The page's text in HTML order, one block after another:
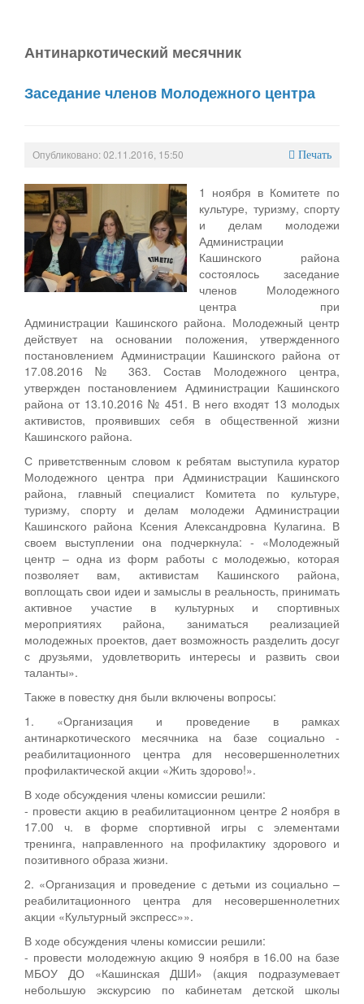
Антинаркотический месячник
Заседание членов Молодежного центра
Опубликовано: 02.11.2016, 15:50 Печать
1 ноября в Комитете по
культуре, туризму, спорту
и делам молодежи
Администрации
Кашинского района
состоялось заседание
членов Молодежного
центра при
Администрации Кашинского района. Молодежный центр
действует на основании положения, утвержденного
постановлением Администрации Кашинского района от
17.08.2016 № 363. Состав Молодежного центра,
утвержден постановлением Администрации Кашинского
района от 13.10.2016 № 451. В него входят 13 молодых
активистов, проявивших себя в общественной жизни
Кашинского района.
С приветственным словом к ребятам выступила куратор
Молодежного центра при Администрации Кашинского
района, главный специалист Комитета по культуре,
туризму, спорту и делам молодежи Администрации
Кашинского района Ксения Александровна Кулагина. В
своем выступлении она подчеркнула: - «Молодежный
центр – одна из форм работы с молодежью, которая
позволяет вам, активистам Кашинского района,
воплощать свои идеи и замыслы в реальность, принимать
активное участие в культурных и спортивных
мероприятиях района, заниматься реализацией
молодежных проектов, дает возможность разделить досуг
с друзьями, удовлетворить интересы и развить свои
таланты».
Также в повестку дня были включены вопросы:
1. «Организация и проведение в рамках
антинаркотического месячника на базе социально -
реабилитационного центра для несовершеннолетних
профилактической акции «Жить здорово!».
В ходе обсуждения члены комиссии решили:
- провести акцию в реабилитационном центре 2 ноября в
17.00 ч. в форме спортивной игры с элементами
тренинга, направленного на профилактику здорового и
позитивного образа жизни.
2. «Организация и проведение с детьми из социально –
реабилитационного центра для несовершеннолетних
акции «Культурный экспресс»».
В ходе обсуждения члены комиссии решили:
- провести молодежную акцию 9 ноября в 16.00 на базе
МБОУ ДО «Кашинская ДШИ» (акция подразумевает
небольшую экскурсию по кабинетам детской школы